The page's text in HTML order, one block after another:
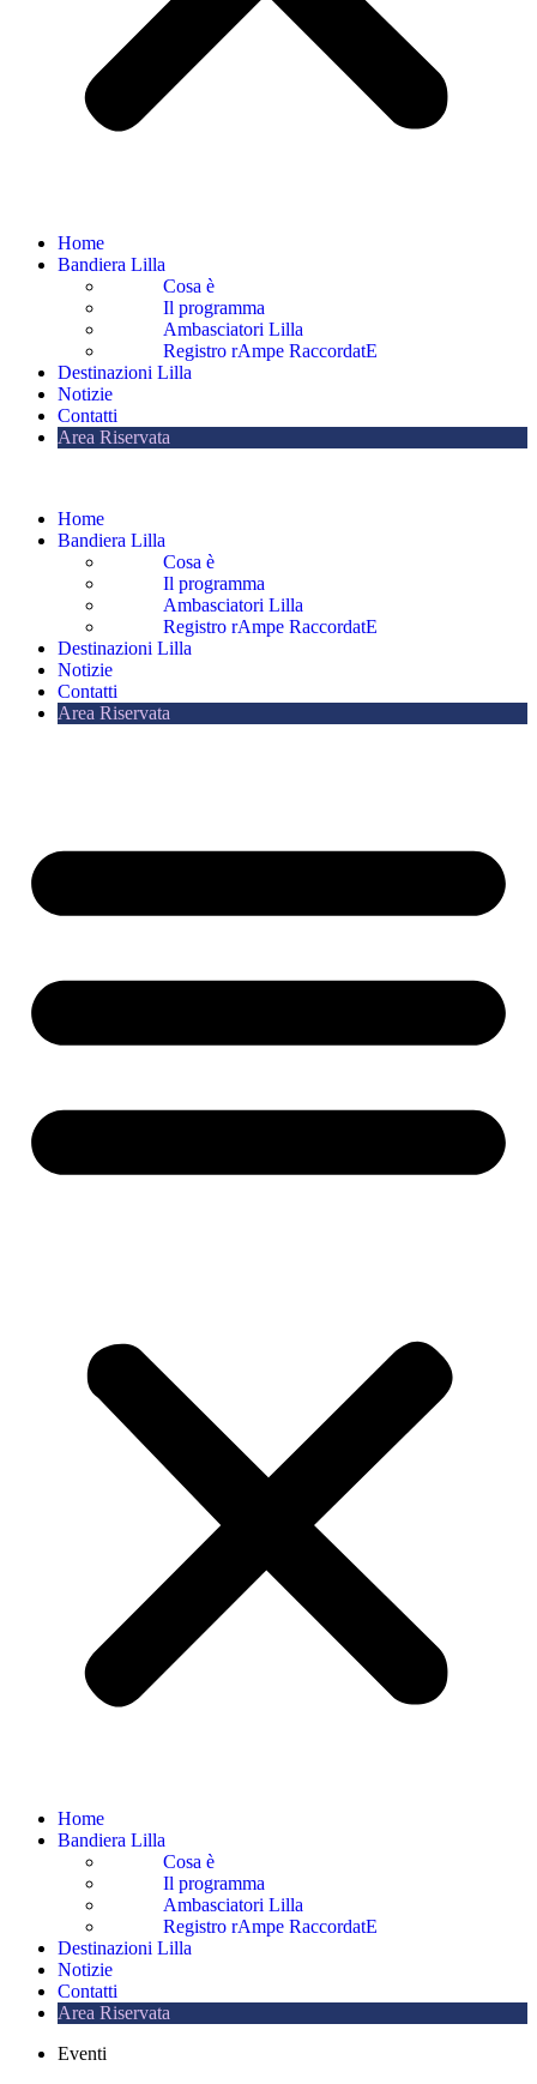
Home
Bandiera Lilla
Cosa è
Il programma
Ambasciatori Lilla
Registro rAmpe RaccordatE
Destinazioni Lilla
Notizie
Contatti
Area Riservata
Home
Bandiera Lilla
Cosa è
Il programma
Ambasciatori Lilla
Registro rAmpe RaccordatE
Destinazioni Lilla
Notizie
Contatti
Area Riservata
Home
Bandiera Lilla
Cosa è
Il programma
Ambasciatori Lilla
Registro rAmpe RaccordatE
Destinazioni Lilla
Notizie
Contatti
Area Riservata
Eventi